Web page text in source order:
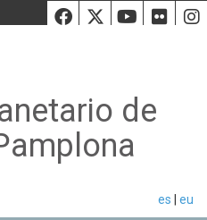
Facebook
Twiiter
de
es eu